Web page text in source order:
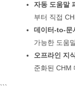
자동 도움말
부터 직접
데이터-to-문
가능한 도움
오프라인 지
준화된 CHM
```